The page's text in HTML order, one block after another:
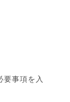
要事項を入